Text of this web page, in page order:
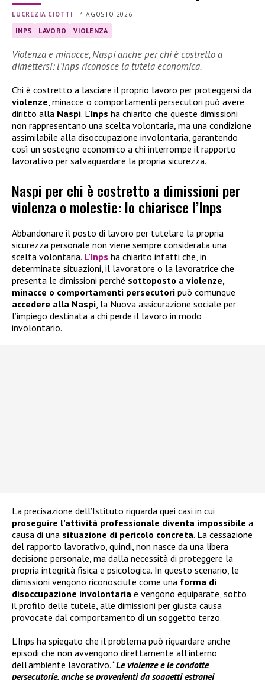
LUCREZIA CIOTTI |4 AGOSTO 2026
INPS LAVORO VIOLENZA
Violenza e minacce, Naspi anche per chi è costretto a
dimettersi: l’Inps riconosce la tutela economica.
Chi è costretto a lasciare il proprio lavoro per proteggersi da
violenze , minacce o comportamenti persecutori può avere
diritto alla Naspi. L’Inps ha chiarito che queste dimissioni
non rappresentano una scelta volontaria, ma una condizione
assimilabile alla disoccupazione involontaria, garantendo
così un sostegno economico a chi interrompe il rapporto
lavorativo per salvaguardare la propria sicurezza.
Naspi per chi è costretto a dimissioni per
violenza o molestie: lo chiarisce l’Inps
Abbandonare il posto di lavoro per tutelare la propria
sicurezza personale non viene sempre considerata una
scelta volontaria. L’Inps ha chiarito infatti che, in
determinate situazioni, il lavoratore o la lavoratrice che
presenta le dimissioni perché sottoposto a violenze,
minacce o comportamenti persecutori può comunque
accedere alla Naspi , la Nuova assicurazione sociale per
l’impiego destinata a chi perde il lavoro in modo
involontario.
La precisazione dell’Istituto riguarda quei casi in cui
proseguire l’attività professionale diventa impossibile a
causa di una situazione di pericolo concreta. La cessazione
del rapporto lavorativo, quindi, non nasce da una libera
decisione personale, ma dalla necessità di proteggere la
propria integrità fisica e psicologica. In questo scenario, le
dimissioni vengono riconosciute come una forma di
disoccupazione involontaria e vengono equiparate, sotto
il profilo delle tutele, alle dimissioni per giusta causa
provocate dal comportamento di un soggetto terzo.
L’Inps ha spiegato che il problema può riguardare anche
episodi che non avvengono direttamente all’interno
dell’ambiente lavorativo. “Le violenze e le condotte
persecutorie, anche se provenienti da soggetti estranei